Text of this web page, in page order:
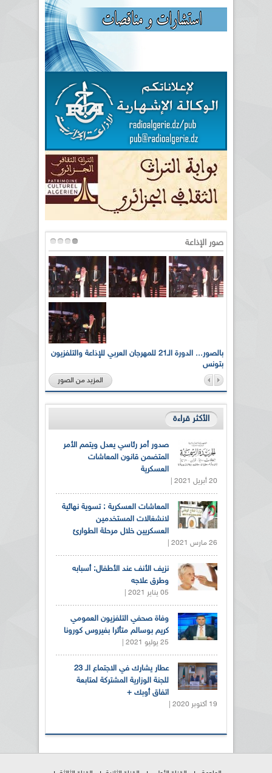
صور الإذاعة
بالصور... الدورة الـ21 للمهرجان العربي للإذاعة والتلفزيون
بتونس
المزيد من الصور
الأكثر قراءة
صدور أمر رئاسي يعدل ويتمم الأمر
المتضمن قانون المعاشات
العسكرية
20 أبريل 2021 |
المعاشات العسكرية : تسوية نهائية
لانشغالات المستخدمين
العسكريين خلال مرحلة الطوارئ
26 مارس 2021 |
نزيف الأنف عند الأطفال: أسبابه
وطرق علاجه
05 يناير 2021 |
وفاة صحفي التلفزيون العمومي
كريم بوسالم متأثرا بفيروس كورونا
25 يوليو 2021 |
عطار يشارك في الاجتماع الـ 23
للجنة الوزارية المشتركة لمتابعة
اتفاق أوبك +
19 أكتوبر 2020 |